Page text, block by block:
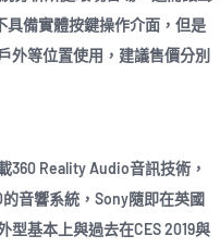
具備實體按鍵操作介面，但是
外等位置使用，建議售價分別
360 Reality Audio音訊技術，
音響系統，Sony隨即在英國
基本上與過去在CES 2019與